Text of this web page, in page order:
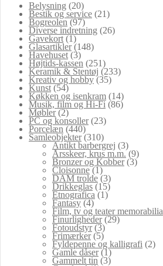
Belysning (20)
Bestik og service (21)
Bogreolen (97)
Diverse indretning (26)
Gavekort (1)
Glasartikler (148)
Havehuset (3)
Højtids-kassen (251)
Keramik & Stentøj (233)
Kreativ og hobby (35)
Kunst (54)
Køkken og isenkram (14)
Musik, film og Hi-Fi (86)
Møbler (2)
PC og konsoller (23)
Porcelæn (440)
Samleobjekter (310)
Antikt barbergrej (3)
Årsskeer, krus m.m. (9)
Bronzer og Kobber (3)
Cloisonne (1)
DAM trolde (3)
Drikkeglas (15)
Etnografica (1)
Fantasy (4)
Film, tv og teater memorabilia
Finurligheder (29)
Fotoudstyr (3)
Frimærker (5)
Fyldepenne og kalligrafi (2)
Gamle dåser (1)
Gammelt tin (3)